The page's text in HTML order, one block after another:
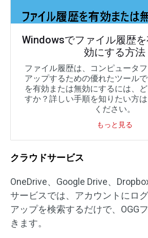
Windowsでファイル履歴
効にする方法
ファイル履歴は、コンピュータ
アップするための優れたツール
を有効または無効にするには、
すか？詳しい手順を知りたい方
ください。
もっと見る
クラウドサービス
OneDrive、Google Drive、
サービスでは、アカウントにロ
アップを検索するだけで、OGG
きます。